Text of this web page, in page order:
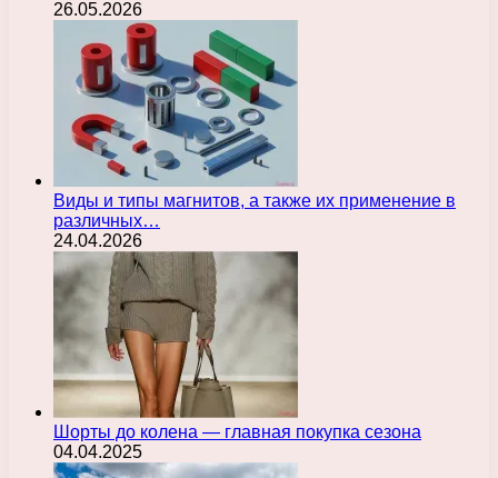
26.05.2026
Виды и типы магнитов, а также их применение в
различных…
24.04.2026
Шорты до колена — главная покупка сезона
04.04.2025